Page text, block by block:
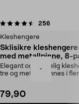
-
256
Kleshengere
Sklisikre
med metallpinne, 8-
Elegant og skikkelig
tre og metall – finnes i
79,90
4.5av 5 stjerner